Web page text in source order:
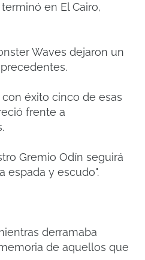
en El Cairo,
Waves dejaron un
éxito cinco de esas
frente a
Gremio Odín seguirá
espada y escudo".
derramaba
de aquellos que